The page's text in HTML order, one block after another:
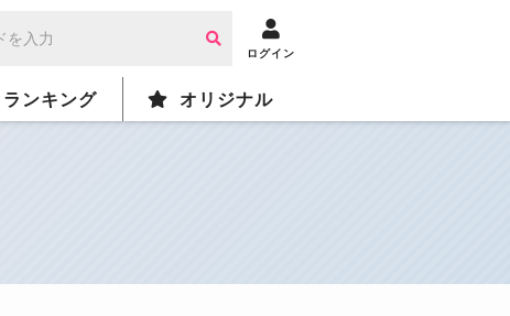
ログイン
ランキング オリジナル